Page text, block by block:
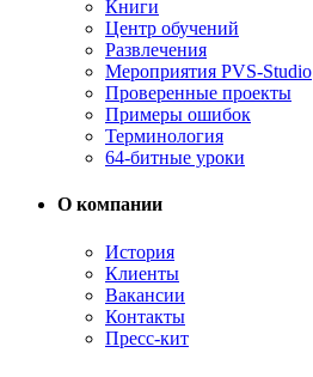
Книги
Центр обучений
Развлечения
Мероприятия PVS-Studio
Проверенные проекты
Примеры ошибок
Терминология
64-битные уроки
О компании
История
Клиенты
Вакансии
Контакты
Пресс-кит